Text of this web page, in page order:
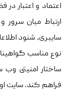
اعتماد و اعتبار
ارتباط میان سرور
سایبری، شنود
ساختار امنیتی